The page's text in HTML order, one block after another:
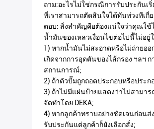
ถาม:อะไรไม่ใช่กรณีการรับประกันเ
ที่เราสามารถตัดสินใจได้ทันท่วงทีเกี่
ตอบ: สิ่งสำคัญคือต้องแน่ใจว่าคุณใช้
น้ำมันของเหลวเงื่อนไขต่อไปนี้ไม่อยู่
1) หากน้ำมันไม่สะอาดหรือไม่ถ่ายอ
เกิดจากการอุดตันของไส้กรอง ฯลฯ
สถานการณ์;
2) ถ้าตัวปั๊มถูกถอดประกอบหรือประก
3) ถ้าไม่มีแผ่นป้ายแสดงว่าไม่สามา
จัดทำโดย DEKA;
4) หากลูกค้าทราบอย่างชัดเจนก่อน
รับประกันแต่ลูกค้าก็ยังเลือกสั่ง;